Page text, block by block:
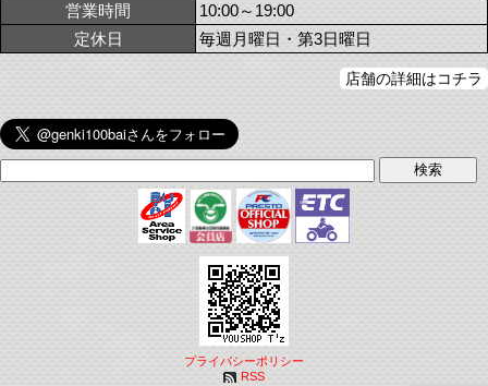
営業時間
10:00～19:00
定休日
毎週月曜日・第3日曜日
店舗の詳細はコチラ
プライバシーポリシー
RSS